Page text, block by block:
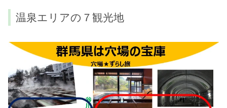
温泉エリアの７観光地